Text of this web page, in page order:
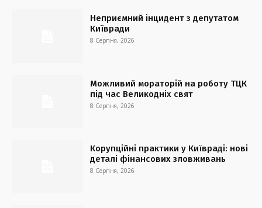
Неприємний інцидент з депутатом
Київради
8 Серпня, 2026
Можливий мораторій на роботу ТЦК
під час Великодніх свят
8 Серпня, 2026
Корупційні практики у Київраді: нові
деталі фінансових зловживань
8 Серпня, 2026